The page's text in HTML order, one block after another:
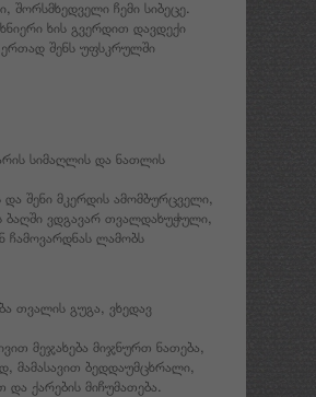
შორსმხედველი ჩემი სიბეცე.
ხის გვერდით დავდექი
შენს უფსკრულში
სიმაღლის და ნათლის
და შენი მკერდის ამომბურცველი,
ბაღში ვდგავარ თვალდახუჭული,
ჩამოვარდნას ლამობს
თვალის გუგა, ვხედავ
მეჯახება მიჯნურთ ნათება,
მამასავით ბედდაუმცხრალი,
ქარების მიჩუმათება.